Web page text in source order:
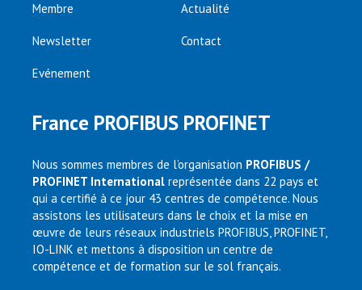
Membre Actualité
Newsletter Contact
Evénement
France PROFIBUS PROFINET
Nous sommes membres de l’organisation PROFIBUS /
PROFINET International représentée dans 22 pays et
qui a certifié à ce jour 43 centres de compétence. Nous
assistons les utilisateurs dans le choix et la mise en
œuvre de leurs réseaux industriels PROFIBUS, PROFINET,
IO-LINK et mettons à disposition un centre de
compétence et de formation sur le sol français.